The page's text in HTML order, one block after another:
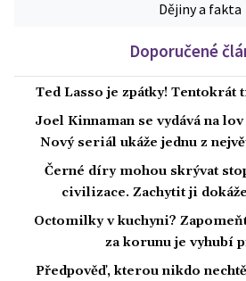
Dějiny a fakta
Doporučené
Ted Lasso je zpátky! Tentokrát
Joel Kinnaman se vydává na lov
Nový seriál ukáže jednu z
Černé díry mohou skrývat
civilizace. Zachytit ji
Octomilky v kuchyni?
za korunu je vyhubí
Předpověď, kterou nikdo